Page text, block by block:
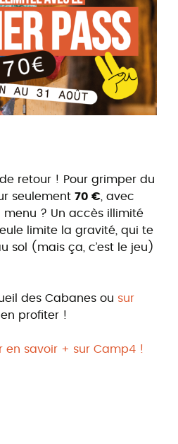
de retour ! Pour grimper du
seulement 70 € , avec
menu ? Un accès illimité
limite la gravité, qui te
sol (mais ça, c’est le jeu)
des Cabanes ou sur
profiter !
en savoir + sur Camp4 !